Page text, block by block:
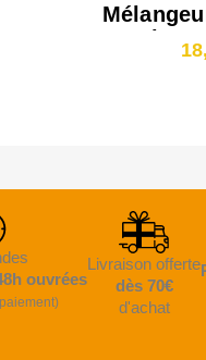
Epic
ouvrées
Livraison offerte
dès 70€
d'achat